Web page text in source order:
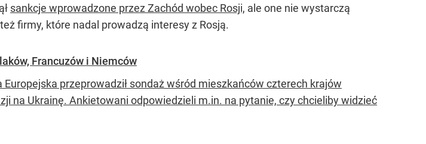
sankcje wprowadzone przez Zachód wobec Rosji, ale one nie wystarczą
firmy, które nadal prowadzą interesy z Rosją.
Francuzów i Niemców
przeprowadził sondaż wśród mieszkańców czterech krajów
na Ukrainę. Ankietowani odpowiedzieli m.in. na pytanie, czy chcieliby widzieć